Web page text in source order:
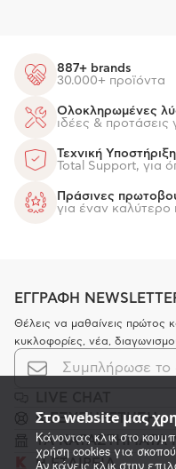
Στο website μας
Κάνοντας κλικ στο
χρήση cookies για
Αν κάνεις κλικ στην
887+ brands
30.000+ προϊόντα
Ολοκληρωμένες
ιδέες & προτάσεις
Τεχνική Υποστήριξη
Total Support, για
Πράσινες
για έναν καλύτερο
ΕΓΓΡΑΦΗ
Θέλεις να μαθαίνεις πρώτος
κυκλοφορίες, νέα,
K ΕΞΥΠΗΡΕΤΗΣΗ
ΤΑ ΚΑΤΑΣΤΗΜΑΤΑ
Η ΕΤΑΙΡΕΙΑ